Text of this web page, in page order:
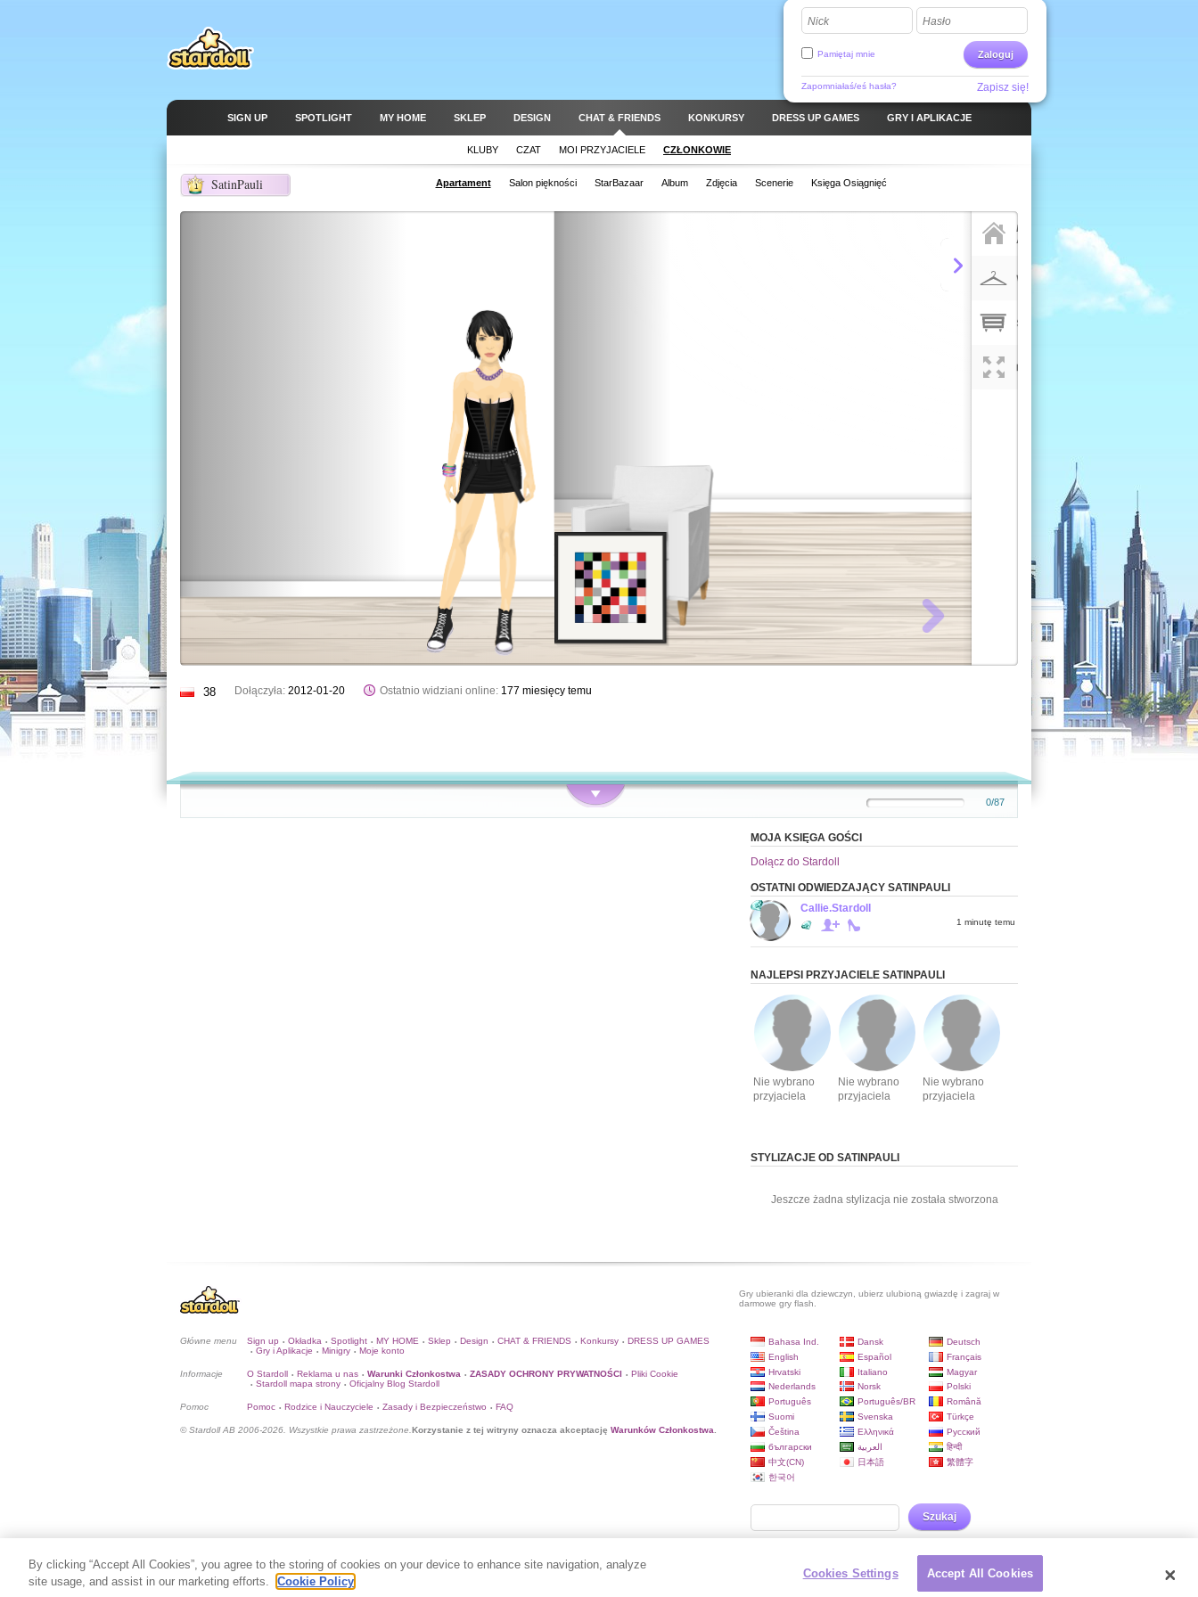
Nick Hasło
Zaloguj
Pamiętaj mnie
Zapomniałaś/eś hasła? Zapisz się!
SIGN UP SPOTLIGHT MY HOME SKLEP DESIGN CHAT & FRIENDS KONKURSY DRESS UP GAMES GRY I APLIKACJE
KLUBY CZAT MOI PRZYJACIELE CZŁONKOWIE
SatinPauli
1 Apartament Salon piękności StarBazaar Album Zdjęcia Scenerie Księga Osiągnięć
38 Dołączyła: 2012-01-20 Ostatnio widziani online: 177 miesięcy temu
0/87
MOJA KSIĘGA GOŚCI
Dołącz do Stardoll
OSTATNI ODWIEDZAJĄCY SATINPAULI
Callie.Stardoll
1 minutę temu
NAJLEPSI PRZYJACIELE SATINPAULI
Nie wybrano
przyjaciela
Nie wybrano
przyjaciela
Nie wybrano
przyjaciela
STYLIZACJE OD SATINPAULI
Jeszcze żadna stylizacja nie została stworzona
Gry ubieranki dla dziewczyn, ubierz ulubioną gwiazdę i zagraj w
darmowe gry flash.
Główne menu Sign up • Okładka • Spotlight • MY HOME • Sklep • Design • CHAT & FRIENDS • Konkursy • DRESS UP GAMES
• Gry i Aplikacje • Minigry • Moje konto
Informacje O Stardoll • Reklama u nas • Warunki Członkostwa • ZASADY OCHRONY PRYWATNOŚCI • Pliki Cookie
• Stardoll mapa strony • Oficjalny Blog Stardoll
Pomoc Pomoc • Rodzice i Nauczyciele • Zasady i Bezpieczeństwo • FAQ
© Stardoll AB 2006-2026. Wszystkie prawa zastrzeżone. Korzystanie z tej witryny oznacza akceptację Warunków Członkostwa
Bahasa Ind. Dansk
Deutsch
English
Español
Français
Hrvatski
Italiano
Magyar
Nederlands
Norsk
Polski
Português
Português/BR
Română
Suomi
Svenska
Türkçe
Čeština
Ελληνικά
Русский
български
العربية
हिन्दी
中文(CN)
日本語
繁體字
한국어
Szukaj
By clicking “Accept All Cookies”, you agree to the storing of cookies on your device to enhance site navigation, analyze
site usage, and assist in our marketing efforts.
Cookie Policy
Cookies Settings Accept All Cookies